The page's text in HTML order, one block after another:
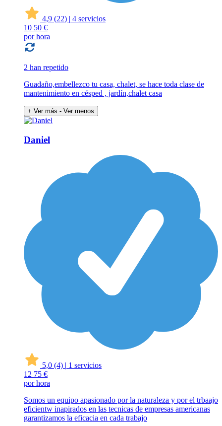
4,9 (22) | 4 servicios
10 50 €
por hora
2 han repetido
Guadaño,embellezco tu casa, chalet, se hace toda clase de
mantenimiento en césped , jardín,chalet casa
+ Ver más - Ver menos
Daniel
5,0 (4) | 1 servicios
12 75 €
por hora
Somos un equipo apasionado por la naturaleza y por el trbaajo
eficientw inapirados en las tecnicas de empresas americanas
garantizamos la eficacia en cada trabajo